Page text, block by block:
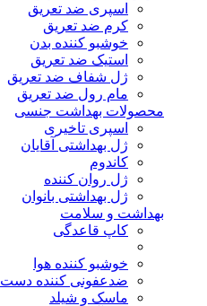
اسپری ضد تعریق
کرم ضد تعریق
خوشبو کننده بدن
استیک ضد تعریق
ژل شفاف ضد تعریق
مام رول ضد تعریق
محصولات بهداشت جنسی
اسپری تاخیری
ژل بهداشتی آقایان
کاندوم
ژل روان کننده
ژل بهداشتی بانوان
بهداشت و سلامت
کاپ قاعدگی
خوشبو کننده هوا
ضدعفونی کننده دست
ماسک و شیلد